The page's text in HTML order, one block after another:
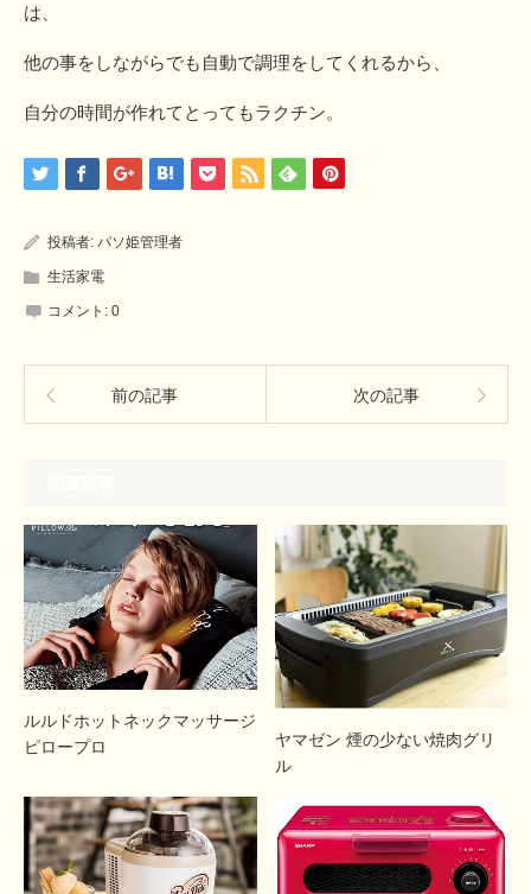
は、
他の事をしながらでも自動で調理をしてくれるから、
自分の時間が作れてとってもラクチン。
投稿者: パソ姫管理者
生活家電
コメント: 0
前の記事 次の記事
ルルドホットネックマッサージ
ピロープロ
ヤマゼン 煙の少ない焼肉グリ
ル